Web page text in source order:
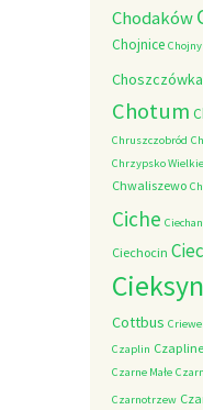
Chodaków
Chojnice Chojny
Choszczówka
Chotum
Chruszczobród
Chrzypsko Wielkie
Chwaliszewo
Ciche
Ciechocin
Cieksyn
Cottbus
Czaplin
Czarne Małe
Czarnotrzew